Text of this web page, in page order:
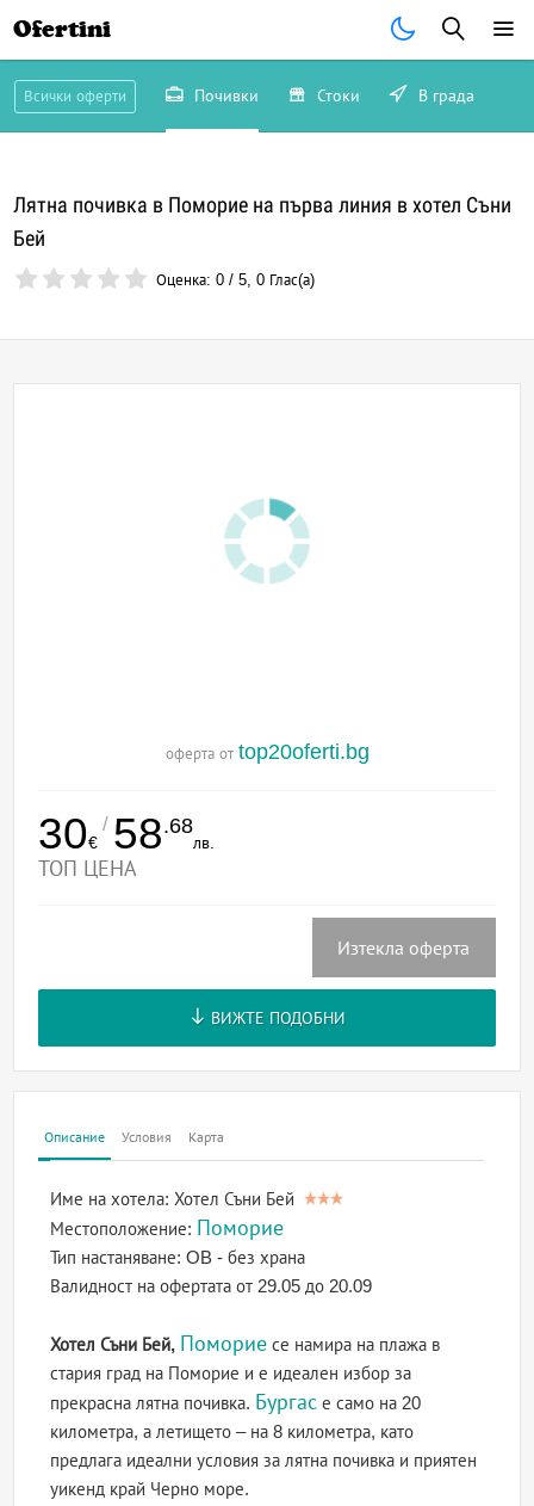
Ofertini
Всички оферти Почивки Стоки В града
Лятна почивка в Поморие на първа линия в хотел Съни
Бей
Оценка:0 /5,0 Глас(а)
оферта от top20oferti.bg
30€
/ 58.68
лв.
ТОП ЦЕНА
Изтекла оферта
ВИЖТЕ ПОДОБНИ
Описание Условия Карта
Име на хотела: Хотел Съни Бей
Местоположение: Поморие
Тип настаняване:OB - без храна
Валидност на офертатаот 29.05 до 20.09
Хотел Съни Бей, Поморие се намира на плажа в
стария град на Поморие и е идеален избор за
прекрасна лятна почивка. Бургас е само на 20
километра, а летището – на 8 километра, като
предлага идеални условия за лятна почивка и приятен
уикенд край Черно море.